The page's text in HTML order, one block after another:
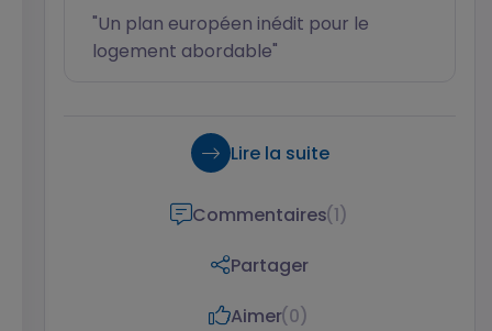
"Un plan européen inédit pour le
logement abordable"
Lire la suite
Commentaires(1)
Partager
Aimer(0)